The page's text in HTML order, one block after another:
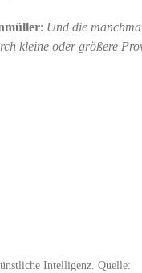
: Und die
kleine oder größere
Intelligenz. Quelle: